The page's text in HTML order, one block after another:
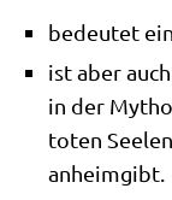
bedeu­tet
ist aber
in der
toten
anheimgibt.